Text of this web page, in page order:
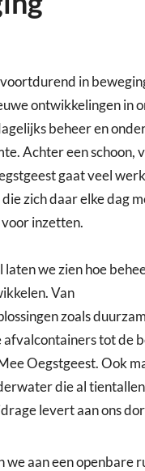
in
ontwikkelingen in
beheer en
Achter een schoon,
gaat veel
zich daar elke dag
inzetten.
laten we zien hoe
Van
zoals
afvalcontainers tot de
Oegstgeest. Ook
die al
levert aan ons
we aan een openbare